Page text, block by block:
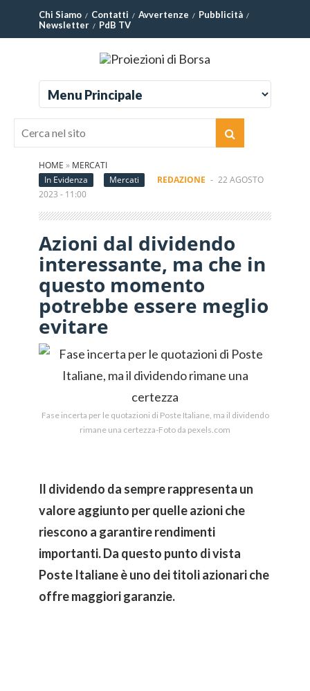
Chi Siamo Contatti Avvertenze
Pubblicità
Newsletter
PdB TV
HOME » MERCATI
In Evidenza
Mercati REDAZIONE - 22 AGOSTO
2023 - 11:00
Azioni dal dividendo
interessante, ma che in
questo momento
potrebbe essere meglio
evitare
Fase incerta per le quotazioni di Poste Italiane, ma il dividendo
rimane una certezza-Foto da pexels.com
Il dividendo da sempre rappresenta un
valore aggiunto per quelle azioni che
riescono a garantire rendimenti
importanti. Da questo punto di vista
Poste Italiane è uno dei titoli azionari che
offre maggiori garanzie.